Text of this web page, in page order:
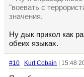
"воевать с
значения.
Ну дык прикол как
обеих языках.
#10 Kurt Cobain | 15:48